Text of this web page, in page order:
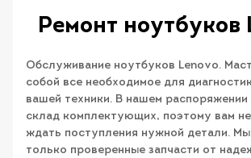
Ремонт ноутбуков
Обслуживание ноутбуков Lenovo.
собой все необходимое для
вашей техники. В нашем
склад комплектующих, поэтому вам
ждать поступления нужной детали.
только проверенные запчасти от